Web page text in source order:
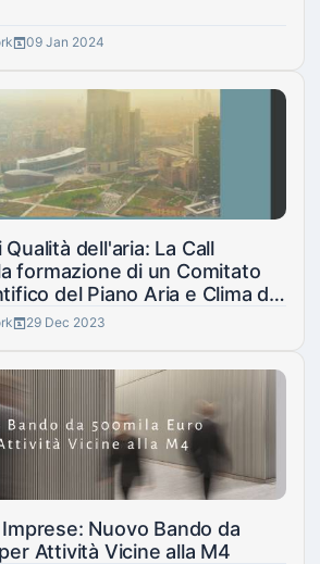
09 Jan 2024
dell'aria: La Call
formazione di un Comitato
del Piano Aria e Clima di
29 Dec 2023
Nuovo Bando da
Attività Vicine alla M4